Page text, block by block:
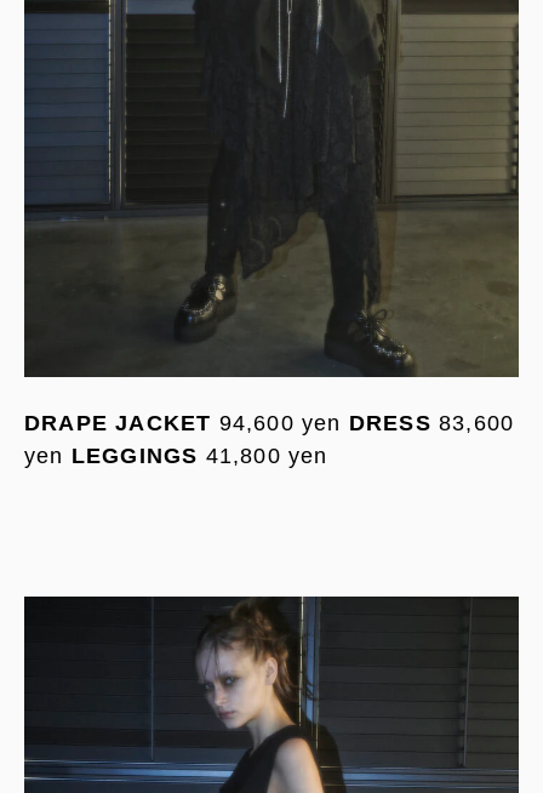
DRAPE JACKET 94,600 yen DRESS 83,600
yen LEGGINGS 41,800 yen